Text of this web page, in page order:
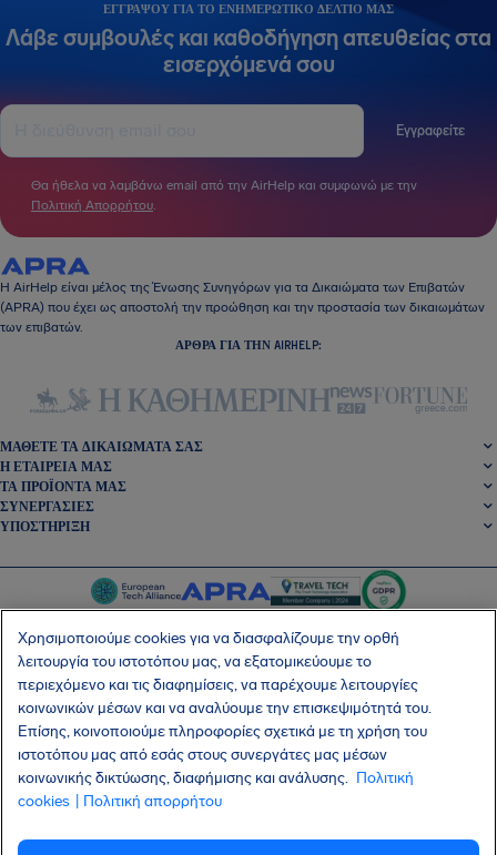
ΕΓΓΡΆΨΟΥ ΓΙΑ ΤΟ ΕΝΗΜΕΡΩΤΙΚΌ ΔΕΛΤΊΟ ΜΑΣ
Λάβε συμβουλές και καθοδήγηση απευθείας στα
εισερχόμενά σου
Εγγραφείτε
Θα ήθελα να λαμβάνω email από την AirHelp και συμφωνώ με την
Πολιτική Απορρήτου.
Η AirHelp είναι μέλος της Ένωσης Συνηγόρων για τα Δικαιώματα των Επιβατών
(APRA) που έχει ως αποστολή την προώθηση και την προστασία των δικαιωμάτων
των επιβατών.
ΆΡΘΡΑ ΓΙΑ ΤΗΝ AIRHELP:
ΜΆΘΕΤΕ ΤΑ ΔΙΚΑΙΏΜΑΤΆ ΣΑΣ
Η ΕΤΑΙΡΕΊΑ ΜΑΣ
ΤΑ ΠΡΟΪΌΝΤΑ ΜΑΣ
ΣΥΝΕΡΓΑΣΊΕΣ
ΥΠΟΣΤΉΡΙΞΗ
SocialFacebook
SocialTwitter
SocialInstagram
SocialLinkedin
ΑΠΟΚΤΉΣΤΕ ΤΗ ΔΩΡΕΆΝ ΕΦΑΡΜΟΓΉ ΜΑΣ
Χρησιμοποιούμε cookies για να διασφαλίζουμε την ορθή
λειτουργία του ιστοτόπου μας, να εξατομικεύουμε το
περιεχόμενο και τις διαφημίσεις, να παρέχουμε λειτουργίες
κοινωνικών μέσων και να αναλύουμε την επισκεψιμότητά του.
Επίσης, κοινοποιούμε πληροφορίες σχετικά με τη χρήση του
ιστοτόπου μας από εσάς στους συνεργάτες μας μέσων
κοινωνικής δικτύωσης, διαφήμισης και ανάλυσης. Πολιτική
cookies
| Πολιτική απορρήτου